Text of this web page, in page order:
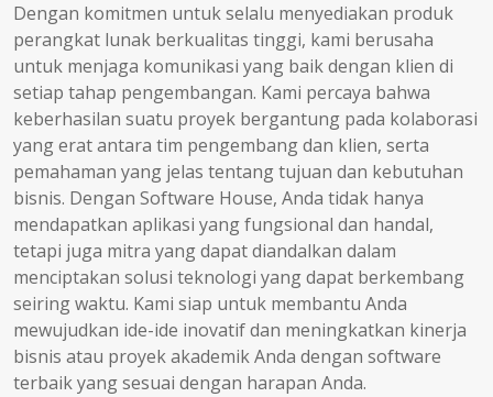
Dengan komitmen untuk selalu menyediakan produk
perangkat lunak berkualitas tinggi, kami berusaha
untuk menjaga komunikasi yang baik dengan klien di
setiap tahap pengembangan. Kami percaya bahwa
keberhasilan suatu proyek bergantung pada kolaborasi
yang erat antara tim pengembang dan klien, serta
pemahaman yang jelas tentang tujuan dan kebutuhan
bisnis. Dengan Software House, Anda tidak hanya
mendapatkan aplikasi yang fungsional dan handal,
tetapi juga mitra yang dapat diandalkan dalam
menciptakan solusi teknologi yang dapat berkembang
seiring waktu. Kami siap untuk membantu Anda
mewujudkan ide-ide inovatif dan meningkatkan kinerja
bisnis atau proyek akademik Anda dengan software
terbaik yang sesuai dengan harapan Anda.